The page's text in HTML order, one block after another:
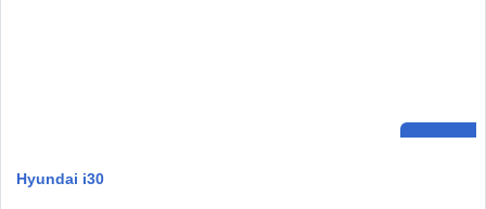
Hyundai i30